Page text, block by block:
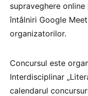
supraveghere
întâlniri Google
organizatorilor.
Concursul este
Interdisciplinar
calendarul